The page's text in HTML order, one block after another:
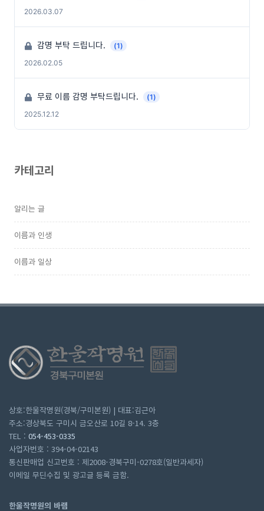
2026.03.07
감명 부탁 드립니다.
(1)
2026.02.05
무료 이름 감명 부탁드립니다.
(1)
2025.12.12
카테고리
알리는 글
이름과 인생
이름과 일상
상호:한울작명원(경북/구미본원) | 대표:김근아
주소:경상북도 구미시 금오산로 10길 8-14. 3층
TEL : 054-453-0335
사업자번호 : 394-04-02143
통신판매업 신고번호 : 제2008-경북구미-0278호(일반과세자)
이메일 무딘수집 및 광고글 등록 금함.
한울작명원의 바램